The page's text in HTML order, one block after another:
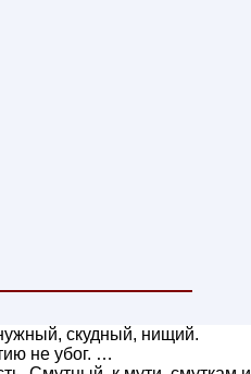
скудный, нищий.
не убог. …